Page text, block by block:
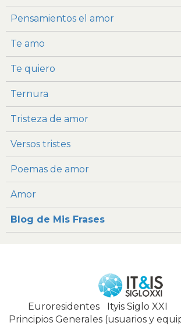
Pensamientos el amor
Te amo
Te quiero
Ternura
Tristeza de amor
Versos tristes
Poemas de amor
Amor
Blog de Mis Frases
Euroresidentes| Ityis Siglo XXI
Principios Generales (usuarios y